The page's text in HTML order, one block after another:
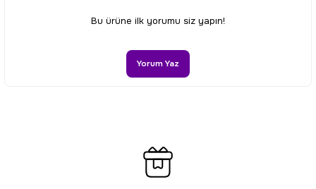
Ürün resmi kalitesiz, bozuk veya görüntülenemiyor.
Ürün bilgilerinde hatalar bulunuyor.
Bu ürüne ilk yorumu siz yapın!
Yorum Yaz